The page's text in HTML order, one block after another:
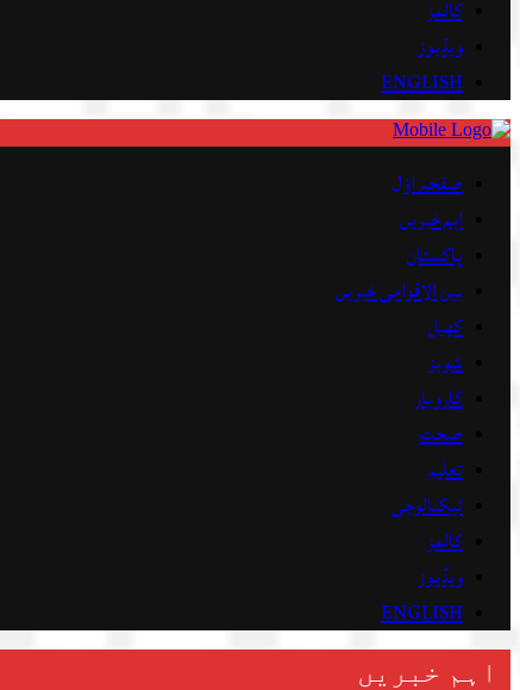
کالمز
ویڈیوز
ENGLISH
صفحہ اوّل
اہم خبریں
پاکستان
بین الاقوامی خبریں
کھیل
شوبز
کاروبار
صحت
تعلیم
ٹیکنالوجی
کالمز
ویڈیوز
ENGLISH
اہم خبریں